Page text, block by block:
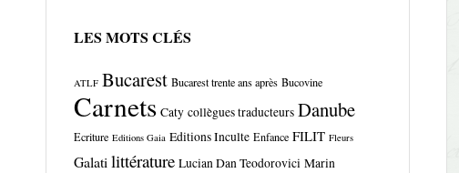
LES MOTS CLÉS
ATLF Bucarest Bucarest trente ans après Bucovine
Carnets Caty collègues traducteurs Danube
Ecriture Editions Gaia Editions Inculte Enfance FILIT Fleurs
Galati littérature Lucian Dan Teodorovici Marin